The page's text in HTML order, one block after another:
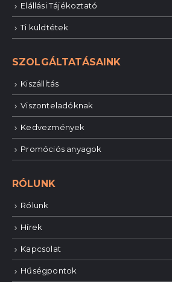
Elállási Tájékoztató
Ti küldtétek
SZOLGÁLTATÁSAINK
Kiszállítás
Viszonteladóknak
Kedvezmények
Promóciós anyagok
RÓLUNK
Rólunk
Hírek
Kapcsolat
Hűségpontok